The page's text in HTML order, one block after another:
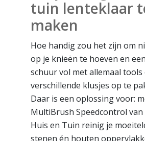
tuin lenteklaar
maken
Hoe handig zou het zijn om
op je knieën te hoeven en
schuur vol met allemaal tools
verschillende klusjes op te
Daar is een oplossing voor:
MultiBrush Speedcontrol van
Huis en Tuin reinig je
stenen én houten